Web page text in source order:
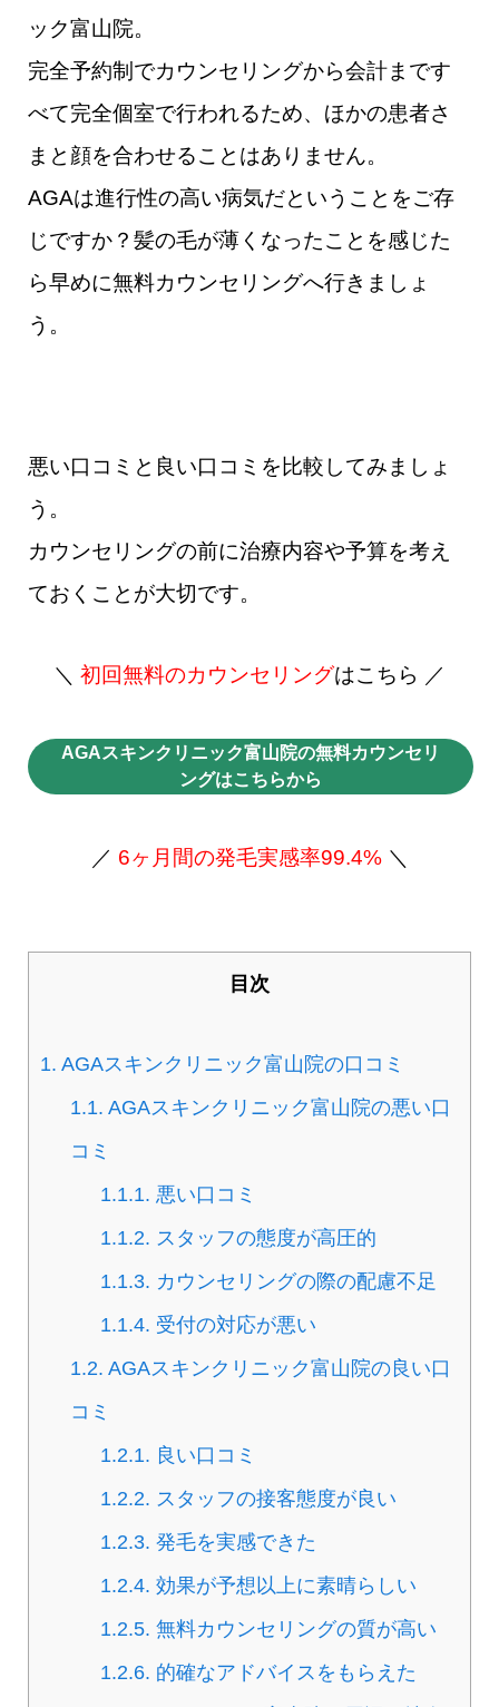
ック富山院。
完全予約制でカウンセリングから会計まです
べて完全個室で行われるため、ほかの患者さ
まと顔を合わせることはありません。
AGAは進行性の高い病気だということをご存
じですか？髪の毛が薄くなったことを感じた
ら早めに無料カウンセリングへ行きましょ
う。
悪い口コミと良い口コミを比較してみましょ
う。
カウンセリングの前に治療内容や予算を考え
ておくことが大切です。
＼ 初回無料のカウンセリングはこちら ／
AGAスキンクリニック富山院の無料カウンセリ
ングはこちらから
／ 6ヶ月間の発毛実感率99.4%＼
目次
1. AGAスキンクリニック富山院の口コミ
1.1. AGAスキンクリニック富山院の悪い口
コミ
1.1.1. 悪い口コミ
1.1.2. スタッフの態度が高圧的
1.1.3. カウンセリングの際の配慮不足
1.1.4. 受付の対応が悪い
1.2. AGAスキンクリニック富山院の良い口
コミ
1.2.1. 良い口コミ
1.2.2. スタッフの接客態度が良い
1.2.3. 発毛を実感できた
1.2.4. 効果が予想以上に素晴らしい
1.2.5. 無料カウンセリングの質が高い
1.2.6. 的確なアドバイスをもらえた